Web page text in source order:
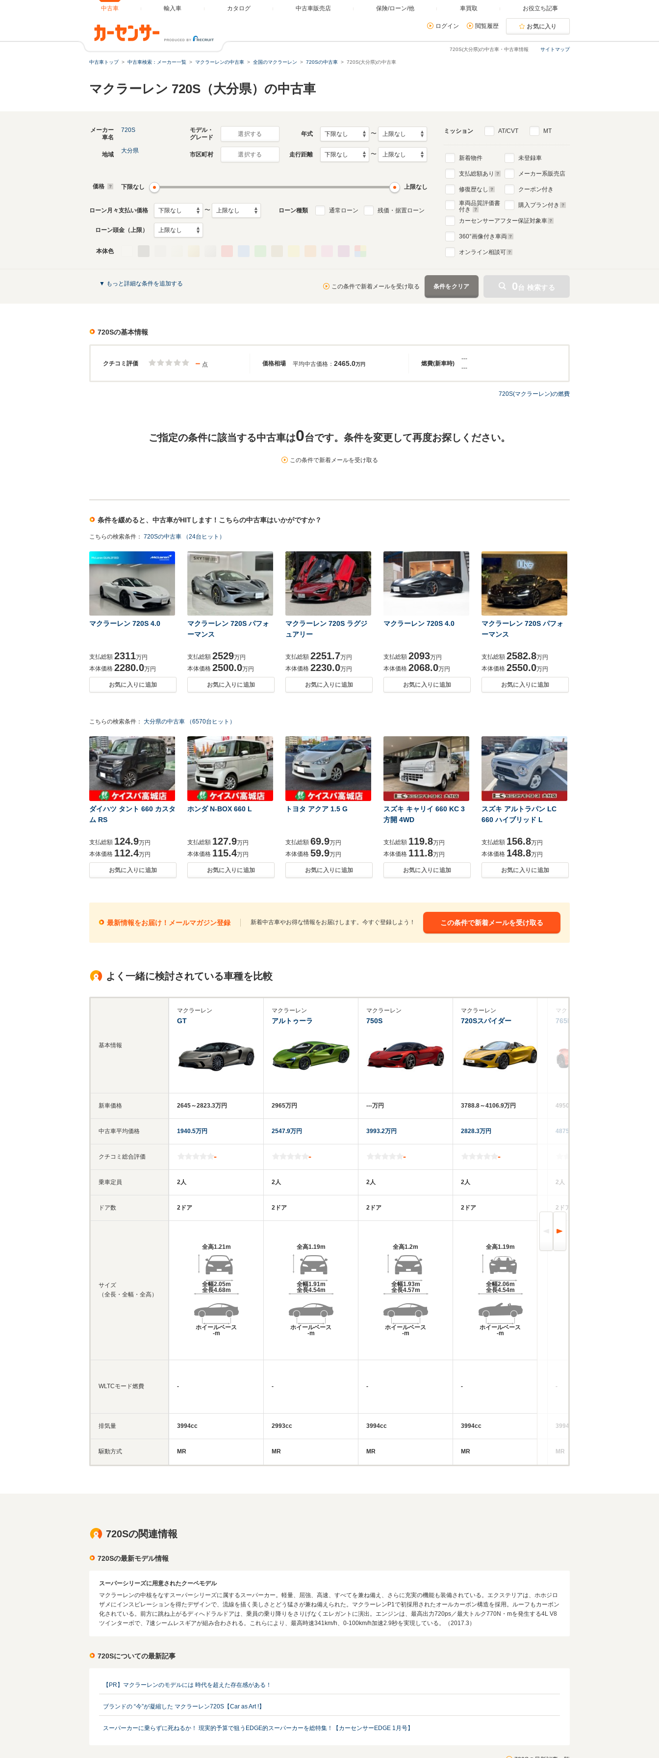
中古車 輸入車 カタログ 中古車販売店 保険/ローン/他 車買取 お役立ち記事
ログイン 閲覧履歴 お気に入り
サイトマップ
720S(大分県)の中古車・中古車情報
中古車トップ 中古車検索：メーカー一覧 マクラーレンの中古車 全国のマクラーレン 720Sの中古車 720S(大分県)の中古車
マクラーレン 720S（大分県）の中古車
メーカー
車名
720S
モデル・
グレード
選択する 年式 〜
地域
大分県
市区町村 選択する 走行距離 〜
価格 下限なし 上限なし
ローン月々支払い価格 〜 ローン種類 通常ローン 残価・据置ローン
ローン頭金（上限）
本体色
ミッション AT/CVT MT
新着物件
支払総額あり
修復歴なし
車両品質評価書
付き
未登録車
メーカー系販売店
クーポン付き
購入プラン付き
カーセンサーアフター保証対象車
360°画像付き車両
オンライン相談可
▼ もっと詳細な条件を追加する この条件で新着メールを受け取る 条件をクリア 0台 検索する
720Sの基本情報
クチコミ評価 価格相場 燃費(新車時)
－ 点 平均中古価格： 2465.0万円
---
---
720S(マクラーレン)の燃費
ご指定の条件に該当する中古車は0台です。条件を変更して再度お探しください。
この条件で新着メールを受け取る
条件を緩めると、中古車がHITします！こちらの中古車はいかがですか？
こちらの検索条件： 720Sの中古車 （24台ヒット）
マクラーレン 720S 4.0
支払総額 2311万円
本体価格 2280.0万円
お気に入りに追加
マクラーレン 720S パフォ
ーマンス
支払総額 2529万円
本体価格 2500.0万円
お気に入りに追加
マクラーレン 720S ラグジ
ュアリー
支払総額 2251.7万円
本体価格 2230.0万円
お気に入りに追加
マクラーレン 720S 4.0
支払総額 2093万円
本体価格 2068.0万円
お気に入りに追加
マクラーレン 720S パフォ
ーマンス
支払総額 2582.8万円
本体価格 2550.0万円
お気に入りに追加
こちらの検索条件： 大分県の中古車 （6570台ヒット）
ダイハツ タント 660 カスタ
ム RS
支払総額 124.9万円
本体価格 112.4万円
お気に入りに追加
ホンダ N-BOX 660 L
支払総額 127.9万円
本体価格 115.4万円
お気に入りに追加
トヨタ アクア 1.5 G
支払総額 69.9万円
本体価格 59.9万円
お気に入りに追加
スズキ キャリイ 660 KC 3
方開 4WD
支払総額 119.8万円
本体価格 111.8万円
お気に入りに追加
スズキ アルトラパン LC
660 ハイブリッド L
支払総額 156.8万円
本体価格 148.8万円
お気に入りに追加
最新情報をお届け！メールマガジン登録 新着中古車やお得な情報をお届けします。今すぐ登録しよう！ この条件で新着メールを受け取る
よく一緒に検討されている車種を比較
基本情報
新車価格
中古車平均価格
クチコミ総合評価
乗車定員
ドア数
サイズ
（全長・全幅・全高）
WLTCモード燃費
排気量
駆動方式
マクラーレン
GT
2645～2823.3万円
1940.5万円
-
2人
2ドア
全高1.21m
全幅2.05m
全長4.68m
ホイールベース
-m
-
3994cc
MR
マクラーレン
アルトゥーラ
2965万円
2547.9万円
-
2人
2ドア
全高1.19m
全幅1.91m
全長4.54m
ホイールベース
-m
-
2993cc
MR
マクラーレン
750S
‐‐‐万円
3993.2万円
-
2人
2ドア
全高1.2m
全幅1.93m
全長4.57m
ホイールベース
-m
-
3994cc
MR
マクラーレン
720Sスパイダー
3788.8～4106.9万円
2828.3万円
-
2人
2ドア
全高1.19m
全幅2.06m
全長4.54m
ホイールベース
-m
-
3994cc
MR
マクラーレン
765LT
4950万円
4875万円
2人
2ドア
-
3994cc
MR
720Sの関連情報
720Sの最新モデル情報
スーパーシリーズに用意されたクーペモデル
マクラーレンの中核をなすスーパーシリーズに属するスーパーカー。軽量、屈強、高速、すべてを兼ね備え、さらに充実の機能も装備されている。エクステリアは、ホホジロ
ザメにインスピレーションを得たデザインで、流線を描く美しさとどう猛さが兼ね備えられた。マクラーレンP1で初採用されたオールカーボン構造を採用。ルーフもカーボン
化されている。前方に跳ね上がるディへドラルドアは、乗員の乗り降りをさりげなくエレガントに演出。エンジンは、最高出力720ps／最大トルク770N・mを発生する4L V8
ツインターボで、7速シームレスギアが組み合わされる。これらにより、最高時速341km/h、0-100km/h加速2.9秒を実現している。（2017.3）
720Sについての最新記事
【PR】マクラーレンのモデルには 時代を超えた存在感がある！
ブランドの “今”が凝縮した マクラーレン720S【Car as Art !】
スーパーカーに乗らずに死ねるか！ 現実的予算で狙うEDGE的スーパーカーを総特集！【カーセンサーEDGE 1月号】